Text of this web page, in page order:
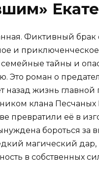
Фиктивный
и приключенческое
тайны и
Это роман о
назад жизнь
клана
превратили её в
бороться за
магический дар,
в собственных